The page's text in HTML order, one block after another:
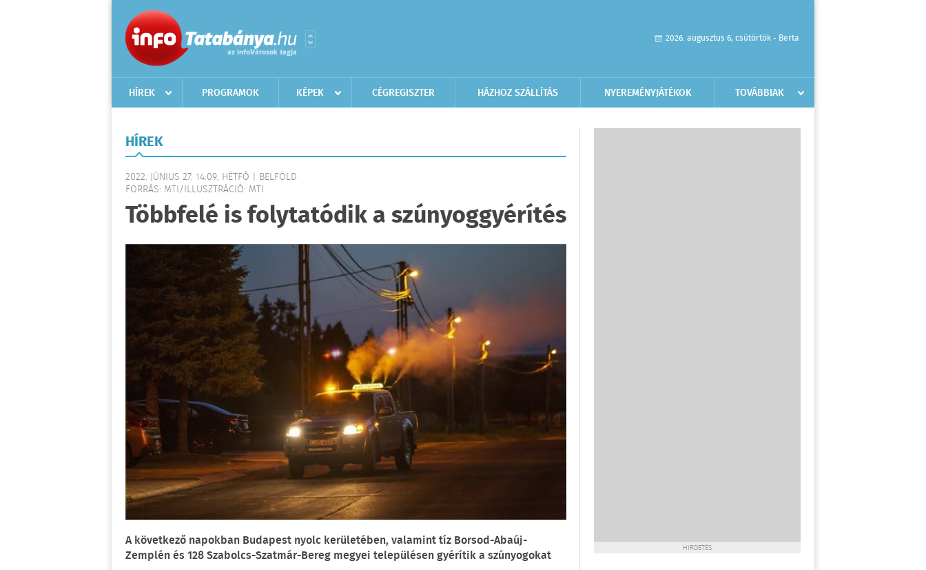
2026. augusztus 6, csütörtök - Berta
HÍREK PROGRAMOK KÉPEK CÉGREGISZTER HÁZHOZ SZÁLLÍTÁS NYEREMÉNYJÁTÉKOK TOVÁBBIAK
HÍREK
2022. JÚNIUS 27. 14:09, HÉTFŐ | BELFÖLD
FORRÁS: MTI/ILLUSZTRÁCIÓ: MTI
Többfelé is folytatódik a szúnyoggyérítés
A következő napokban Budapest nyolc kerületében, valamint tíz Borsod-Abaúj-
Zemplén és 128 Szabolcs-Szatmár-Bereg megyei településen gyérítik a szúnyogokat
HIRDETÉS